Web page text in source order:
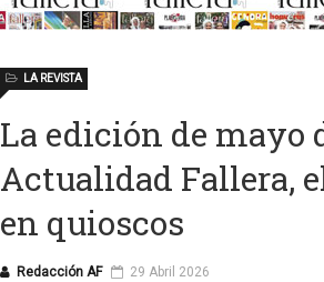
La edición de mayo
Actualidad Fallera,
en quioscos
Redacción AF
LA REVISTA
29 Abril 2026